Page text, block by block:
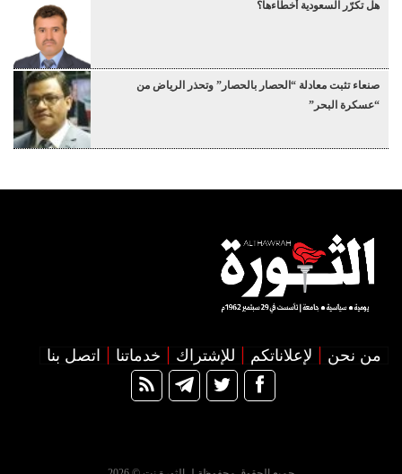
هل تكرّر السعودية أخطاءها؟
صنعاء تثبت معادلة “الحصار بالحصار” وتحذر الرياض من
“عسكرة البحر”
من نحن لإعلاناتكم للإشتراك خدماتنا اتصل بنا